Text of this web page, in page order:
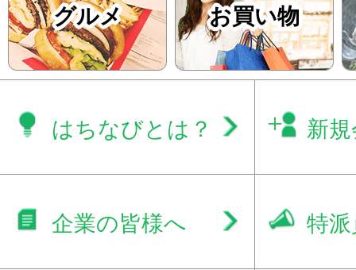
グルメ お買い物
はちなびとは？ 新
企業の皆様へ 特